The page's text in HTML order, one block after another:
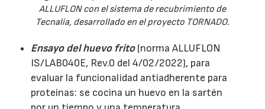
ALLUFLON con el sistema de recubrimiento de
Tecnalia, desarrollado en el proyecto TORNADO.
Ensayo del huevo frito(norma ALLUFLON
IS/LAB040E, Rev.0 del 4/02/2022), para
evaluar la funcionalidad antiadherente para
proteínas: se cocina un huevo en la sartén